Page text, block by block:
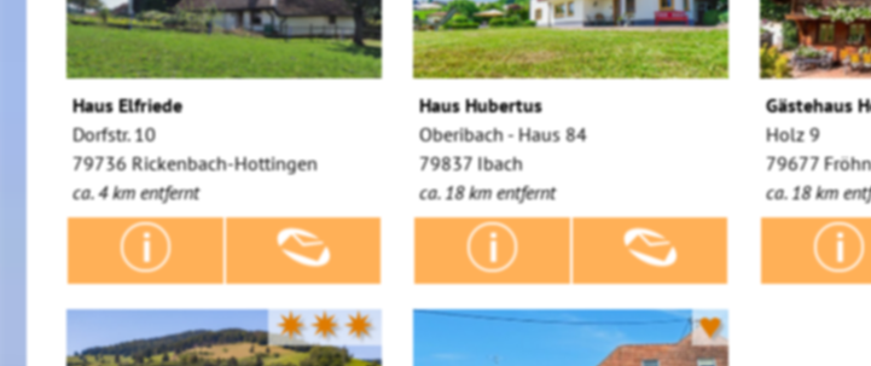
Haus Elfriede
Dorfstr. 10
79736 Rickenbach-Hottingen
ca. 4 km entfernt
Haus Hubertus
Oberibach - Haus 84
79837 Ibach
ca. 18 km entfernt
Gästehaus
Holz 9
79677
ca. 18 km
✷✷✷ ♥